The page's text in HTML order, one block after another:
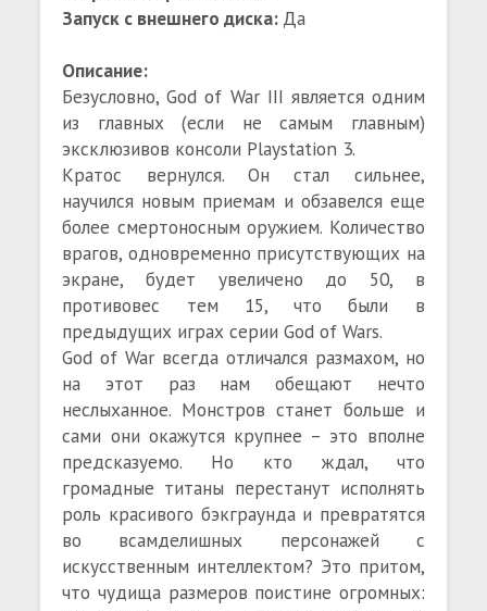
Запуск с внешнего диска: Да
Описание:
Безусловно, God of War III является одним
из главных (если не самым главным)
эксклюзивов консоли Playstation 3.
Кратос вернулся. Он стал сильнее,
научился новым приемам и обзавелся еще
более смертоносным оружием. Количество
врагов, одновременно присутствующих на
экране, будет увеличено до 50, в
противовес тем 15, что были в
предыдущих играх серии God of Wars.
God of War всегда отличался размахом, но
на этот раз нам обещают нечто
неслыханное. Монстров станет больше и
сами они окажутся крупнее – это вполне
предсказуемо. Но кто ждал, что
громадные титаны перестанут исполнять
роль красивого бэкграунда и превратятся
во всамделишных персонажей с
искусственным интеллектом? Это притом,
что чудища размеров поистине огромных: